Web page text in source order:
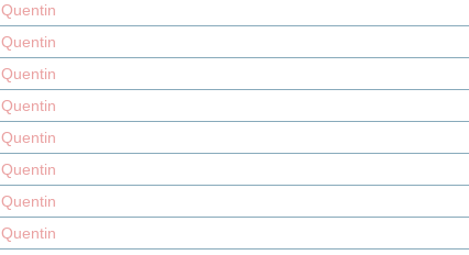
Quentin
Quentin
Quentin
Quentin
Quentin
Quentin
Quentin
Quentin